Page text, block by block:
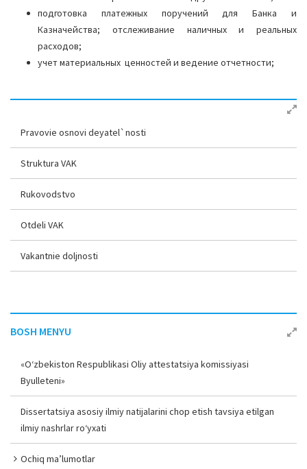
подготовка платежных поручений для Банка и
Казначейства; отслеживание наличных и реальных
расходов;
учет материальных ценностей и ведение отчетности;
Pravovie osnovi deyatel`nosti
Struktura VAK
Rukovodstvo
Otdeli VAK
Vakantnie doljnosti
BOSH MENYU
«O‘zbekiston Respublikasi Oliy attestatsiya komissiyasi
Byulleteni»
Dissertatsiya asosiy ilmiy natijalarini chop etish tavsiya etilgan
ilmiy nashrlar ro‘yxati
Ochiq ma’lumotlar